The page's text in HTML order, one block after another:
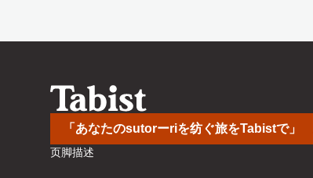
「あなたのsutorーriを纺ぐ旅をTabistで」
页脚描述